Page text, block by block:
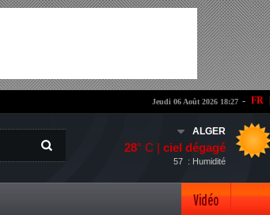
- FR
Jeudi 06 Août 2026 18:27
ALGER
28° C | ciel dégagé
: Humidité
57
Vidéo